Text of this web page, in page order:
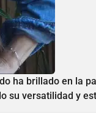
ha brillado en la
su versatilidad y